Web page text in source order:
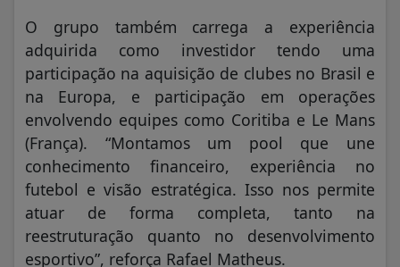
O grupo também carrega a experiência
adquirida como investidor tendo uma
participação na aquisição de clubes no Brasil e
na Europa, e participação em operações
envolvendo equipes como Coritiba e Le Mans
(França). “Montamos um pool que une
conhecimento financeiro, experiência no
futebol e visão estratégica. Isso nos permite
atuar de forma completa, tanto na
reestruturação quanto no desenvolvimento
esportivo”, reforça Rafael Matheus.